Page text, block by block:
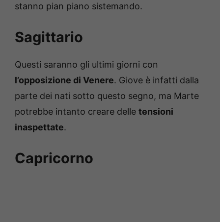
stanno pian piano sistemando.
Sagittario
Questi saranno gli ultimi giorni con
l’opposizione di Venere. Giove è infatti dalla
parte dei nati sotto questo segno, ma Marte
potrebbe intanto creare delle tensioni
inaspettate.
Capricorno